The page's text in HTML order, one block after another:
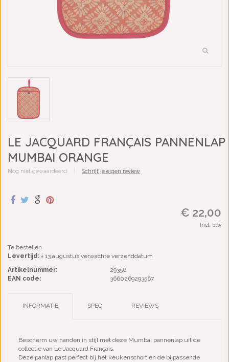
LE JACQUARD FRANÇAIS PANNENLAP
MUMBAI ORANGE
Nog niet gewaardeerd Schrijf je eigen review
€ 22,00
Incl. btw
Te bestellen
Levertijd: ± 13 augustus verwachte verzenddatum
Artikelnummer:
29356
EAN code:
3660269293567
INFORMATIE SPEC REVIEWS
Bescherm uw handen in stijl met deze Mumbai pannenlap uit de
collectie van Le Jacquard Français.
Deze panlap past perfect bij het keukenschort en de bijpassende